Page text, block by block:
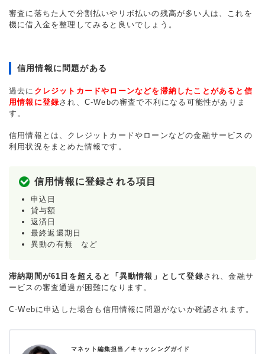
審査に落ちた人で分割払いやリボ払いの残高が多い人は、これを
機に借入金を整理してみると良いでしょう。
信用情報に問題がある
過去に クレジットカードやローンなどを滞納したことがあると信
用情報に登録され、C-Webの審査で不利になる可能性がありま
す。
信用情報とは、クレジットカードやローンなどの金融サービスの
利用状況をまとめた情報です。
信用情報に登録される項目
申込日
貸与額
返済日
最終返還期日
異動の有無 など
滞納期間が61日を超えると「異動情報」として登録され、金融サ
ービスの審査通過が困難になります。
C-Webに申込した場合も信用情報に問題がないか確認されます。
マネット編集担当／キャッシングガイド